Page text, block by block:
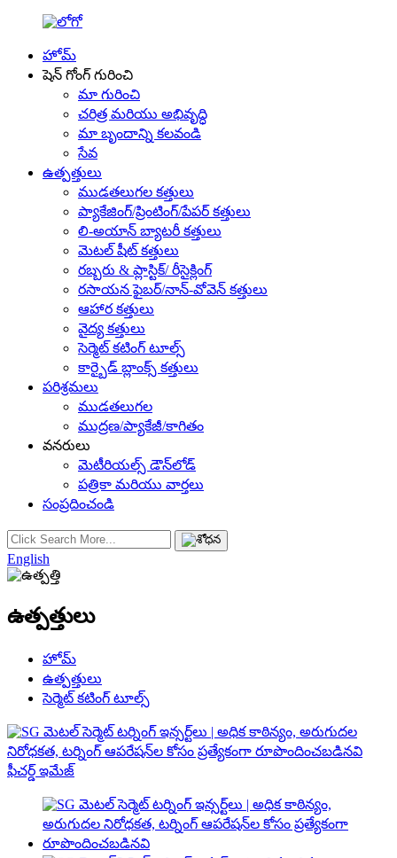
హోమ్
షెన్ గోంగ్ గురించి
మా గురించి
చరిత్ర మరియు అభివృద్ధి
మా బృందాన్ని కలవండి
సేవ
ఉత్పత్తులు
ముడతలుగల కత్తులు
ప్యాకేజింగ్/ప్రింటింగ్/పేపర్ కత్తులు
లి-అయాన్ బ్యాటరీ కత్తులు
మెటల్ షీట్ కత్తులు
రబ్బరు & ప్లాస్టిక్/ రీసైక్లింగ్
రసాయన ఫైబర్/నాన్-వోవెన్ కత్తులు
ఆహార కత్తులు
వైద్య కత్తులు
సెర్మెట్ కటింగ్ టూల్స్
కార్బైడ్ బ్లాంక్స్ కత్తులు
పరిశ్రమలు
ముడతలుగల
ముద్రణ/ప్యాకేజీ/కాగితం
వనరులు
మెటీరియల్స్ డౌన్‌లోడ్
పత్రికా మరియు వార్తలు
సంప్రదించండి
English
ఉత్పత్తులు
హోమ్
ఉత్పత్తులు
సెర్మెట్ కటింగ్ టూల్స్